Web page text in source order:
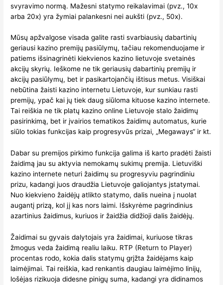
svyravimo normą. Mažesni statymo reikalavimai (pvz., 10x
arba 20x) yra žymiai palankesni nei aukšti (pvz., 50x).
Mūsų apžvalgose visada galite rasti svarbiausių dabartinių
geriausi kazino premijų pasiūlymų, tačiau rekomenduojame ir
patiems išsinagrinėti kiekvienos kazino lietuvoje svetainės
akcijų skyrių. Ieškome ne tik geriausių dabartinių premijų ir
akcijų pasiūlymų, bet ir pasikartojančių ištisus metus. Visiškai
nebūtina žaisti kazino internetu Lietuvoje, kur sunkiau rasti
premijų, ypač kai jų tiek daug siūloma kituose kazino internete.
Tai reiškia ne tik platų kazino online Lietuvoje stalo žaidimų
pasirinkimą, bet ir įvairios tematikos žaidimų automatus, kurie
siūlo tokias funkcijas kaip progresyvūs prizai, „Megaways“ ir kt.
Dabar su premijos pirkimo funkcija galima iš karto pradėti žaisti
žaidimą jau su aktyvia nemokamų sukimų premija. Lietuviški
kazino internete neturi žaidimų su progresyviu pagrindiniu
prizu, kadangi juos draudžia Lietuvoje galiojantys įstatymai.
Nuo kiekvieno žaidėjų atlikto statymo, dalis nueina į nuolat
augantį prizą, kol jį kas nors laimi. Išskyrėme pagrindinius
azartinius žaidimus, kuriuos ir žaidžia didžioji dalis žaidėjų.
Žaidimai su gyvais dalytojais yra žaidimai, kuriuose tikras
žmogus veda žaidimą realiu laiku. RTP (Return to Player)
procentas rodo, kokia dalis statymų grįžta žaidėjams kaip
laimėjimai. Tai reiškia, kad renkantis daugiau laimėjimo linijų,
lošėjas rizikuoja didesne pinigų suma, kadangi yra didinamos